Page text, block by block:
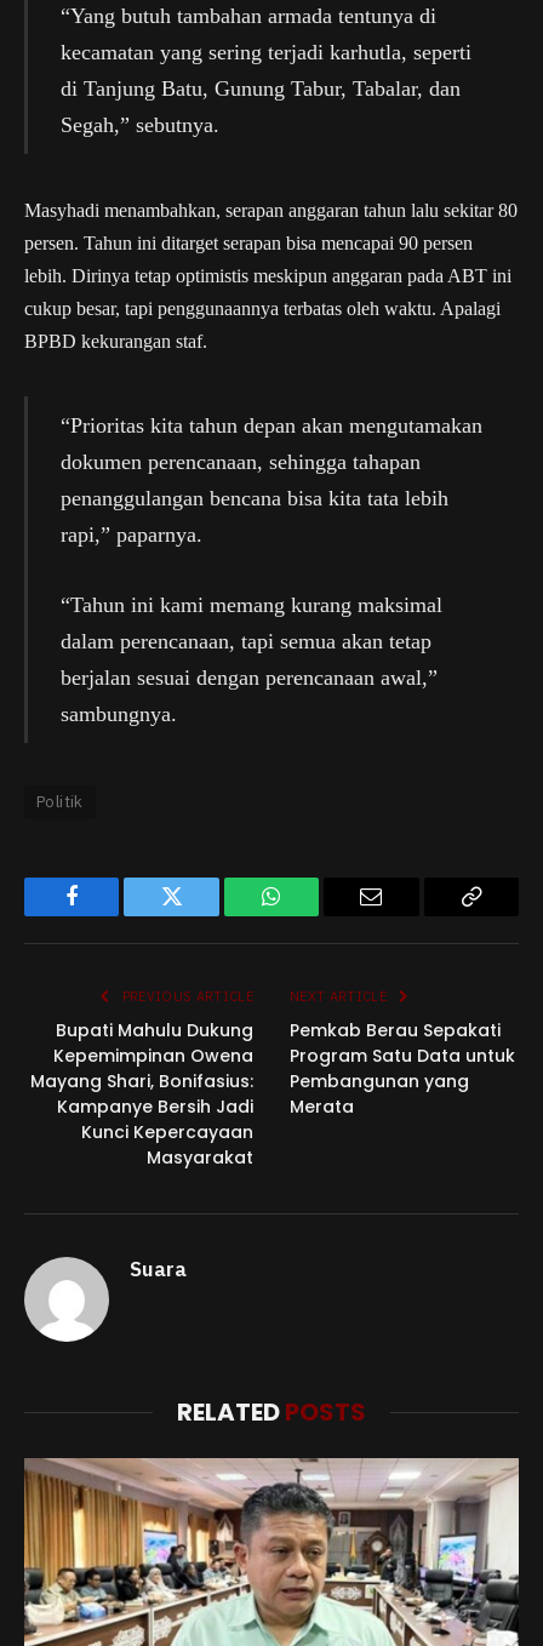
“Yang butuh tambahan armada tentunya di
kecamatan yang sering terjadi karhutla, seperti
di Tanjung Batu, Gunung Tabur, Tabalar, dan
Segah,” sebutnya.
Masyhadi menambahkan, serapan anggaran tahun lalu sekitar 80
persen. Tahun ini ditarget serapan bisa mencapai 90 persen
lebih. Dirinya tetap optimistis meskipun anggaran pada ABT ini
cukup besar, tapi penggunaannya terbatas oleh waktu. Apalagi
BPBD kekurangan staf.
“Prioritas kita tahun depan akan mengutamakan
dokumen perencanaan, sehingga tahapan
penanggulangan bencana bisa kita tata lebih
rapi,” paparnya.
“Tahun ini kami memang kurang maksimal
dalam perencanaan, tapi semua akan tetap
berjalan sesuai dengan perencanaan awal,”
sambungnya.
Politik
Facebook Twitter WhatsApp Email
Copy
PREVIOUS ARTICLE
Bupati Mahulu Dukung
Kepemimpinan Owena
Mayang Shari, Bonifasius:
Kampanye Bersih Jadi
Kunci Kepercayaan
Masyarakat
NEXT ARTICLE
Pemkab Berau Sepakati
Program Satu Data untuk
Pembangunan yang
Merata
Suara
RELATEDPOSTS